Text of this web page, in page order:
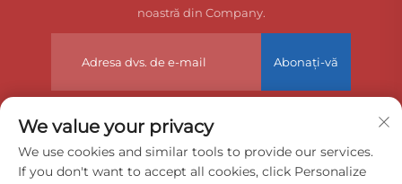
noastră din Company.
Abonați-vă
Drepturi de autor © 2025 China Dongguan Zeyuan International
Freight Agency Co., Ltd. Toate drepturile rezervate.
We value your privacy
We use cookies and similar tools to provide our services.
If you don't want to accept all cookies, click Personalize